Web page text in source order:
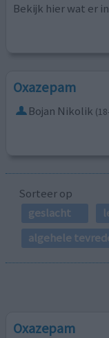
Bekijk hier wat er
Oxazepam
Bojan Nikolik
Sorteer op
geslacht
algehele
Oxazepam